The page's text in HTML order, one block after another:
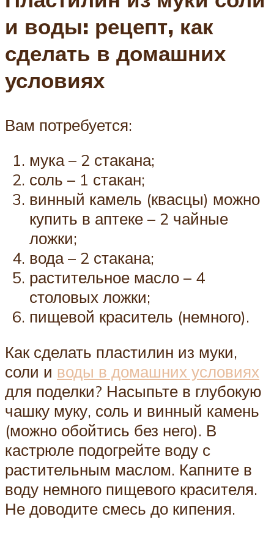
и воды: рецепт, как
сделать в домашних
условиях
Вам потребуется:
мука – 2 стакана;
соль – 1 стакан;
винный камель (квасцы) можно
купить в аптеке – 2 чайные
ложки;
вода – 2 стакана;
растительное масло – 4
столовых ложки;
пищевой краситель (немного).
Как сделать пластилин из муки,
соли и воды в домашних условиях
для поделки? Насыпьте в глубокую
чашку муку, соль и винный камень
(можно обойтись без него). В
кастрюле подогрейте воду с
растительным маслом. Капните в
воду немного пищевого красителя.
Не доводите смесь до кипения.